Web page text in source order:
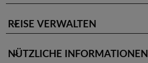
REISE VERWALTEN
keyboard_arrow_down
NÜTZLICHE INFORMATIONEN
keyboard_arrow_down